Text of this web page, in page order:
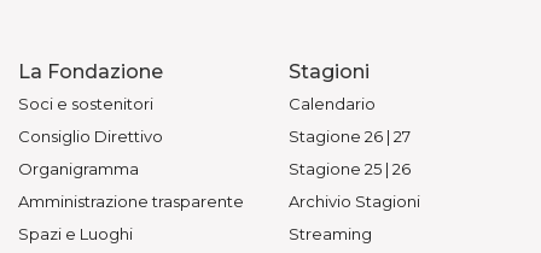
La Fondazione
Soci e sostenitori
Consiglio Direttivo
Organigramma
Amministrazione trasparente
Spazi e Luoghi
Stagioni
Calendario
Stagione 26 | 27
Stagione 25 | 26
Archivio Stagioni
Streaming